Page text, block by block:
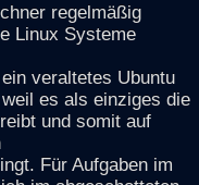
regelmäßig
Linux Systeme
veraltetes Ubuntu
es als einziges die
und somit auf
Für Aufgaben im